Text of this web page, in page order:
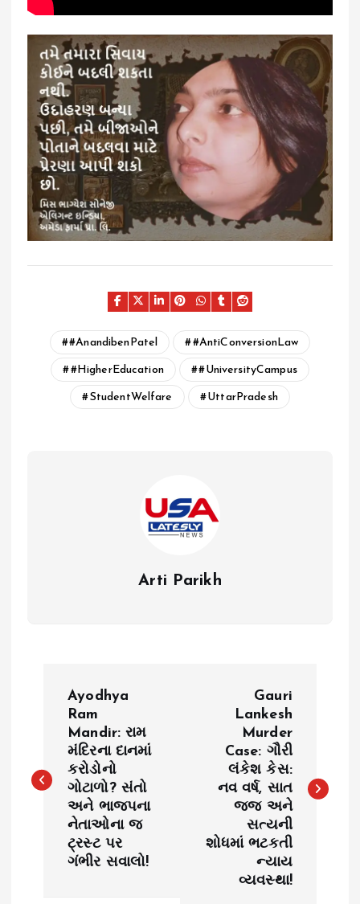
#AnandibenPatel #AntiConversionLaw
#HigherEducation #UniversityCampus
StudentWelfare UttarPradesh
Arti Parikh
t
Ayodhya
Ram
Mandir: રામ
મંદિરના દાનમાં
કરોડોનો
ગોટાળો? સંતો
અને ભાજપના
નેતાઓના જ
ટ્રસ્ટ પર
ગંભીર સવાલો!
Gauri
Lankesh
Murder
Case: ગૌરી
લંકેશ કેસ:
નવ વર્ષ, સાત
જજ અને
સત્યની
શોધમાં ભટકતી
ન્યાય
વ્યવસ્થા!